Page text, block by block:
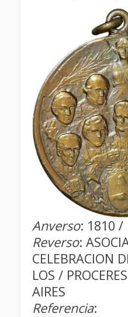
Anverso: 1810 /
Reverso:
CELEBRACION
LOS /
AIRES
Referencia: